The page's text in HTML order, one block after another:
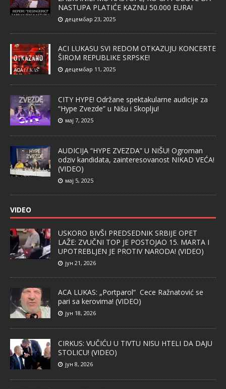
NASTUPA PLATIĆE KAZNU 50.000 EURA!
децембар 23, 2025
ACI LUKASU SVI REDOM OTKAZUJU KONCERTE
ŠIROM REPUBLIKE SRPSKE!
децембар 11, 2025
CITY HYPE! Održane spektakularne audicije za
“Hype Zvezde” u Nišu i Skoplju!
мај 7, 2025
AUDICIJA “HYPE ZVEZDA” U NIŠU! Ogroman
odziv kandidata, zainteresovanost NIKAD VEĆA!
(VIDEO)
мај 5, 2025
VIDEO
USKORO BIVŠI PREDSEDNIK SRBIJE OPET
LAŽE: ZVUČNI TOP JE POSTOJAO 15. MARTA I
UPOTREBLJEN JE PROTIV NARODA! (VIDEO)
јун 21, 2026
ACA LUKAS: „Portparol“ Cece Ražnatović se
pari sa kerovima! (VIDEO)
јун 18, 2026
CIRKUS: VUČIĆU U TIVTU NISU HTELI DA DAJU
STOLICU! (VIDEO)
јун 8, 2026